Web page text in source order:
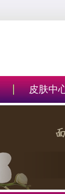
皮肤中